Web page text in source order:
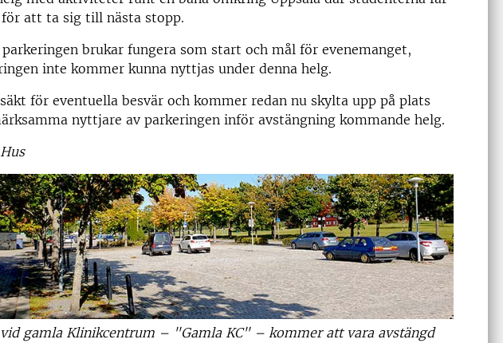
för att ta sig till nästa stopp.
brukar fungera som start och mål för evenemanget,
inte kommer kunna nyttjas under denna helg.
för eventuella besvär och kommer redan nu skylta upp på plats
nyttjare av parkeringen inför avstängning kommande helg.
gamla Klinikcentrum – "Gamla KC" – kommer att vara avstängd